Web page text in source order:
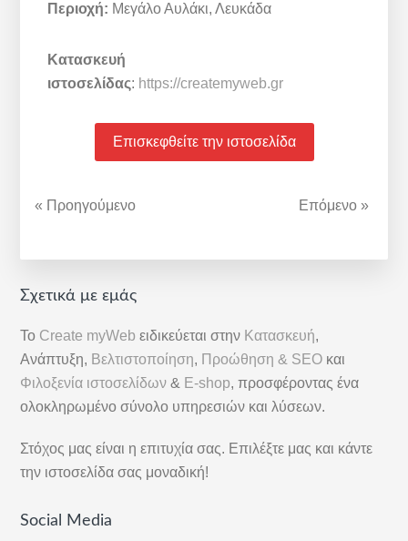
Περιοχή: Μεγάλο Αυλάκι, Λευκάδα
Κατασκευή
ιστοσελίδας: https://createmyweb.gr
Επισκεφθείτε την ιστοσελίδα
« Προηγούμενο Επόμενο »
Αρχική
Στήλη
Σχετικά με εμάς
Το Create myWeb ειδικεύεται στην Κατασκευή,
Ανάπτυξη, Βελτιστοποίηση, Προώθηση & SEO και
Φιλοξενία ιστοσελίδων & E-shop, προσφέροντας ένα
ολοκληρωμένο σύνολο υπηρεσιών και λύσεων.
Στόχος μας είναι η επιτυχία σας. Επιλέξτε μας και κάντε
την ιστοσελίδα σας μοναδική!
Social Media